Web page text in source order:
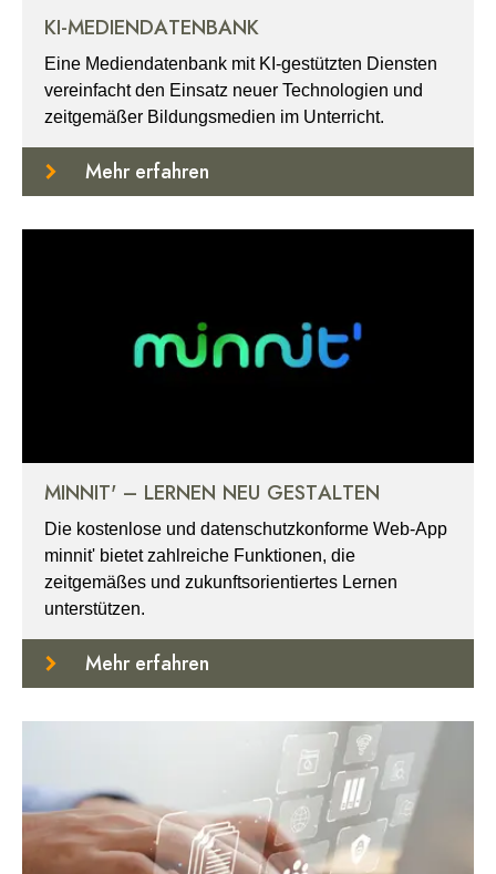
KI-MEDIENDATENBANK
Eine Mediendatenbank mit KI-gestützten Diensten
vereinfacht den Einsatz neuer Technologien und
zeitgemäßer Bildungsmedien im Unterricht.
Mehr erfahren
MINNIT' – LERNEN NEU GESTALTEN
Die kostenlose und datenschutzkonforme Web-App
minnit' bietet zahlreiche Funktionen, die
zeitgemäßes und zukunftsorientiertes Lernen
unterstützen.
Mehr erfahren